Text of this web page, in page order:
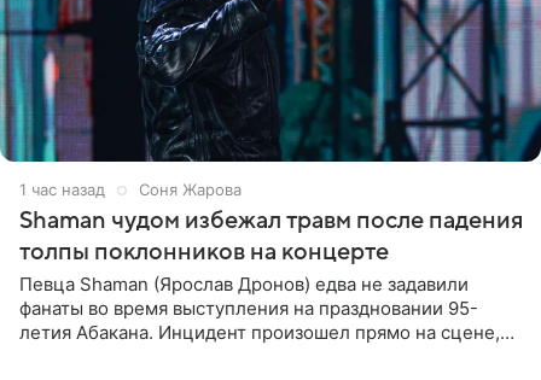
1 час назад Соня Жарова
Shaman чудом избежал травм после падения
толпы поклонников на концерте
Певца Shaman (Ярослав Дронов) едва не задавили
фанаты во время выступления на праздновании 95-
летия Абакана. Инцидент произошел прямо на сцене,